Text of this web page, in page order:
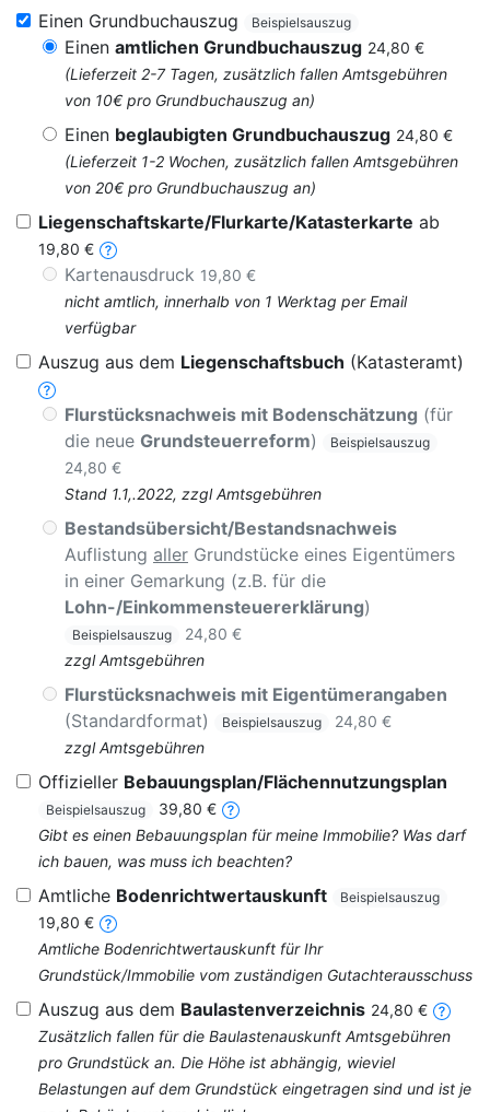
Einen Grundbuchauszug Beispielsauszug
Einen amtlichen Grundbuchauszug 24,80 €
(Lieferzeit 2-7 Tagen, zusätzlich fallen Amtsgebühren
von 10€ pro Grundbuchauszug an)
Einen beglaubigten Grundbuchauszug 24,80 €
(Lieferzeit 1-2 Wochen, zusätzlich fallen Amtsgebühren
von 20€ pro Grundbuchauszug an)
Liegenschaftskarte/Flurkarte/Katasterkarte ab
19,80 €
Kartenausdruck 19,80 €
nicht amtlich, innerhalb von 1 Werktag per Email
verfügbar
Auszug aus dem Liegenschaftsbuch (Katasteramt)
Flurstücksnachweis mit Bodenschätzung (für
die neue Grundsteuerreform) Beispielsauszug
24,80 €
Stand 1.1,.2022, zzgl Amtsgebühren
Bestandsübersicht/Bestandsnachweis
Auflistung aller Grundstücke eines Eigentümers
in einer Gemarkung (z.B. für die
Lohn-/Einkommensteuererklärung)
Beispielsauszug
24,80 €
zzgl Amtsgebühren
Flurstücksnachweis mit Eigentümerangaben
(Standardformat)
Beispielsauszug
24,80 €
zzgl Amtsgebühren
Offizieller Bebauungsplan/Flächennutzungsplan
Beispielsauszug
39,80 €
Gibt es einen Bebauungsplan für meine Immobilie? Was darf
ich bauen, was muss ich beachten?
Amtliche Bodenrichtwertauskunft Beispielsauszug
19,80 €
Amtliche Bodenrichtwertauskunft für Ihr
Grundstück/Immobilie vom zuständigen Gutachterausschuss
Auszug aus dem Baulastenverzeichnis 24,80 €
Zusätzlich fallen für die Baulastenauskunft Amtsgebühren
pro Grundstück an. Die Höhe ist abhängig, wieviel
Belastungen auf dem Grundstück eingetragen sind und ist je